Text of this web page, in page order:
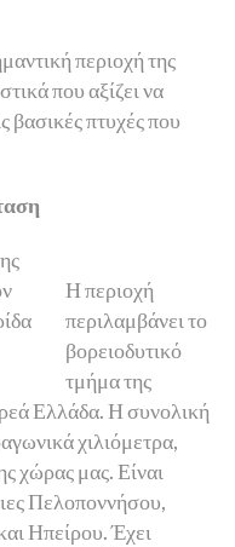
περιοχή της
που αξίζει να
πτυχές που
Η περιοχή
περιλαμβάνει το
βορειοδυτικό
τμήμα της
Ελλάδα. Η συνολική
χιλιόμετρα,
χώρας μας. Είναι
Πελοποννήσου,
Ηπείρου. Έχει